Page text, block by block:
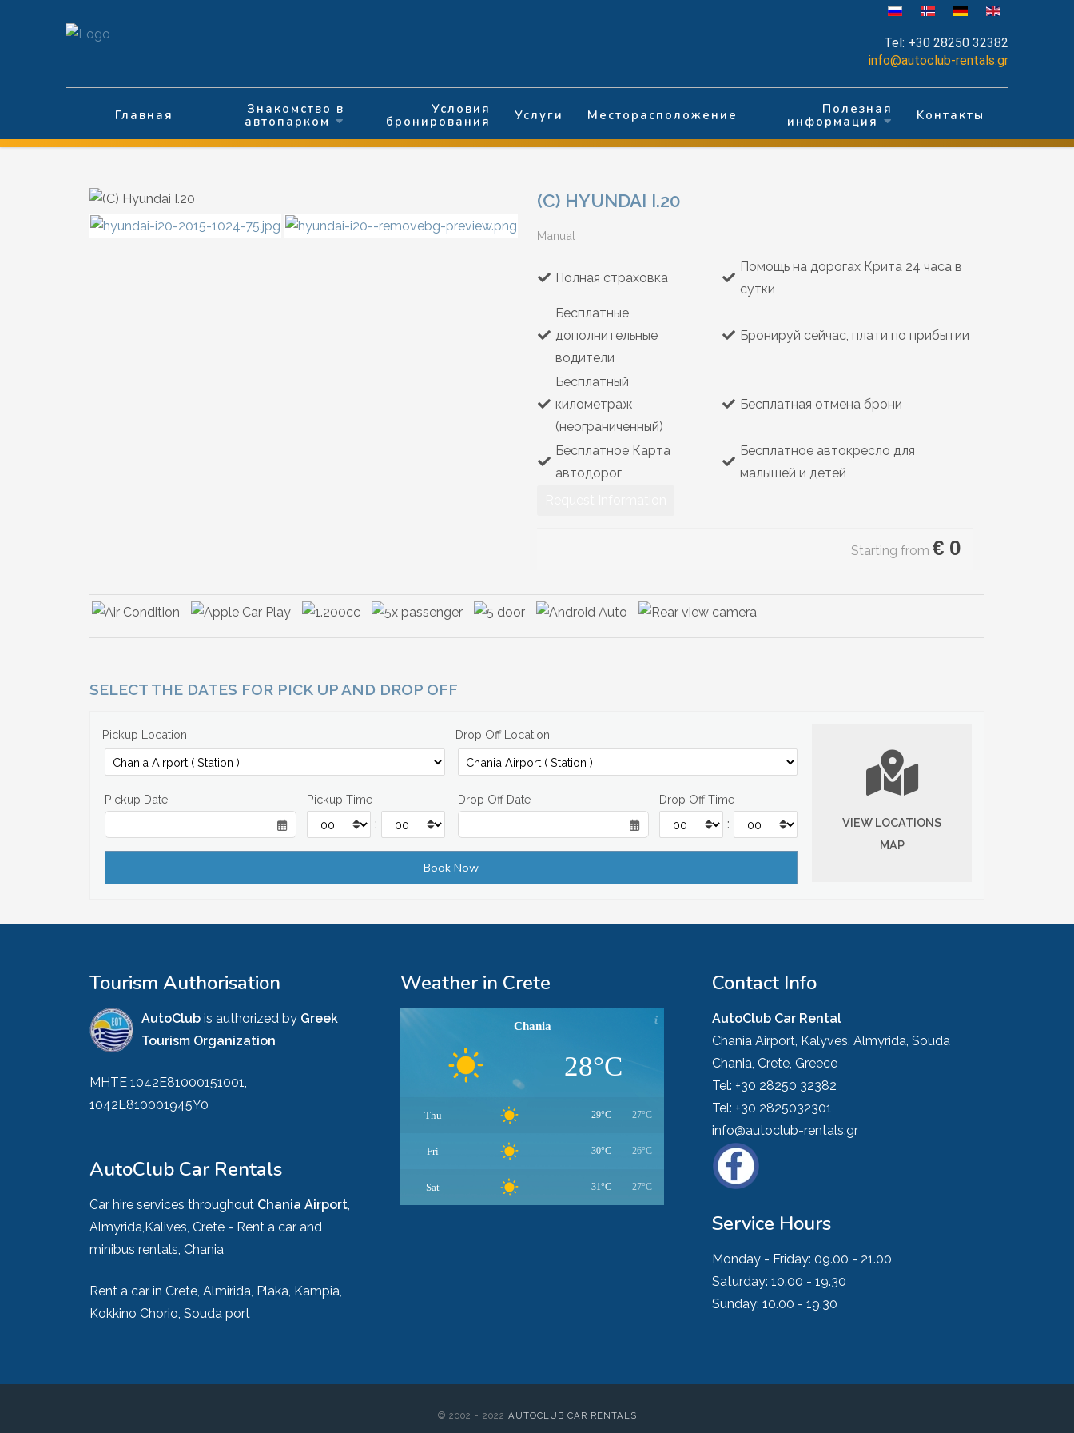
Tel: +30 28250 32382
info@autoclub-rentals.gr
Главная
Знакомство в
автопарком
Условия
бронирования
Услуги Месторасположение
Полезная
информация
Kонтакты
(C) HYUNDAI I.20
Manual
Полная страховка
Помощь на дорогах Крита 24 часа в
сутки
Бесплатные
дополнительные
водители
Бронируй сейчас, плати по прибытии
Бесплатный
километраж
(неограниченный)
Бесплатная отмена брони
Бесплатное Карта
автодорог
Бесплатное автокресло для
малышей и детей
Starting from € 0
SELECT THE DATES FOR PICK UP AND DROP OFF
Pickup Location Drop Off Location
Pickup Date Pickup Time
:
Drop Off Date Drop Off Time
:
VIEW LOCATIONS
MAP
Tourism Authorisation
AutoClub is authorized by Greek
Tourism Organization
MHTE 1042E81000151001,
1042E810001945Y0
AutoClub Car Rentals
Car hire services throughout Chania Airport
Almyrida,Kalives, Crete - Rent a car and
minibus rentals, Chania
Rent a car in Crete, Almirida, Plaka, Kampia,
Kokkino Chorio, Souda port
Weather in Crete
Chania
28°C
Thu 29°C 27°C
Fri 30°C 26°C
Sat 31°C 27°C
Contact Info
AutoClub Car Rental
Chania Airport, Kalyves, Almyrida, Souda
Chania, Crete, Greece
Tel: +30 28250 32382
Tel: +30 2825032301
info@autoclub-rentals.gr
Service Hours
Monday - Friday: 09.00 - 21.00
Saturday: 10.00 - 19.30
Sunday: 10.00 - 19.30
© 2002 - 2022 AUTOCLUB CAR RENTALS